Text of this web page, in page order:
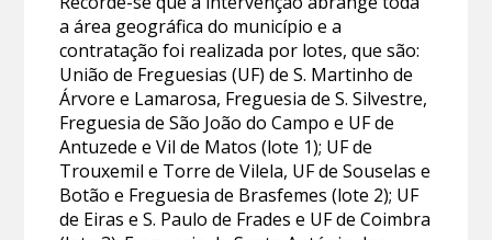
a área geográfica do município e a
contratação foi realizada por lotes, que são:
União de Freguesias (UF) de S. Martinho de
Árvore e Lamarosa, Freguesia de S. Silvestre,
Freguesia de São João do Campo e UF de
Antuzede e Vil de Matos (lote 1); UF de
Trouxemil e Torre de Vilela, UF de Souselas e
Botão e Freguesia de Brasfemes (lote 2); UF
de Eiras e S. Paulo de Frades e UF de Coimbra